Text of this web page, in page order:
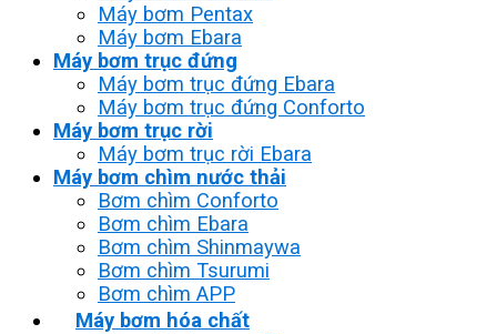
Máy bơm Pentax
Máy bơm Ebara
Máy bơm trục đứng
Máy bơm trục đứng Ebara
Máy bơm trục đứng Conforto
Máy bơm trục rời
Máy bơm trục rời Ebara
Máy bơm chìm nước thải
Bơm chìm Conforto
Bơm chìm Ebara
Bơm chìm Shinmaywa
Bơm chìm Tsurumi
Bơm chìm APP
Máy bơm hóa chất